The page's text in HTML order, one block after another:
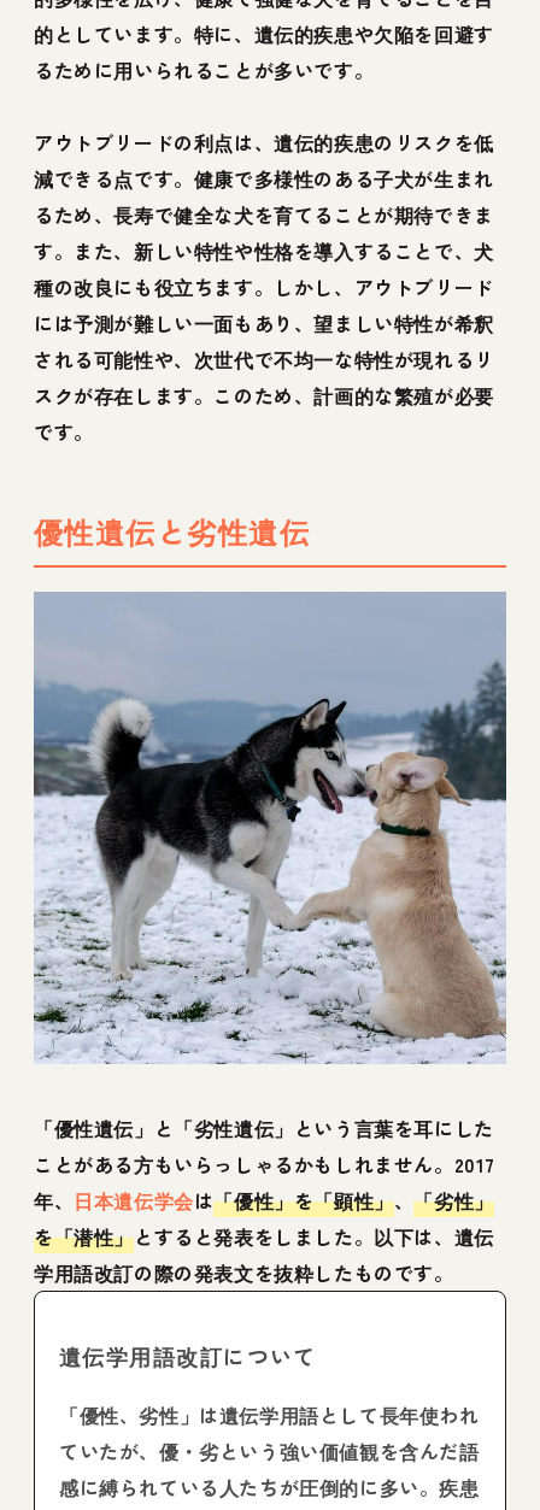
的としています。特に、遺伝的疾患や欠陥を回避す
るために用いられることが多いです。
アウトブリードの利点は、遺伝的疾患のリスクを低
減できる点です。健康で多様性のある子犬が生まれ
るため、長寿で健全な犬を育てることが期待できま
す。また、新しい特性や性格を導入することで、犬
種の改良にも役立ちます。しかし、アウトブリード
には予測が難しい一面もあり、望ましい特性が希釈
される可能性や、次世代で不均一な特性が現れるリ
スクが存在します。このため、計画的な繁殖が必要
です。
優性遺伝と劣性遺伝
「優性遺伝」と「劣性遺伝」という言葉を耳にした
ことがある方もいらっしゃるかもしれません。2017
年、 日本遺伝学会は「優性」を「顕性」、「劣性」
を「潜性」とすると発表をしました。以下は、遺伝
学用語改訂の際の発表文を抜粋したものです。
遺伝学用語改訂について
「優性、劣性」は遺伝学用語として長年使われ
ていたが、優・劣という強い価値観を含んだ語
感に縛られている人たちが圧倒的に多い。疾患